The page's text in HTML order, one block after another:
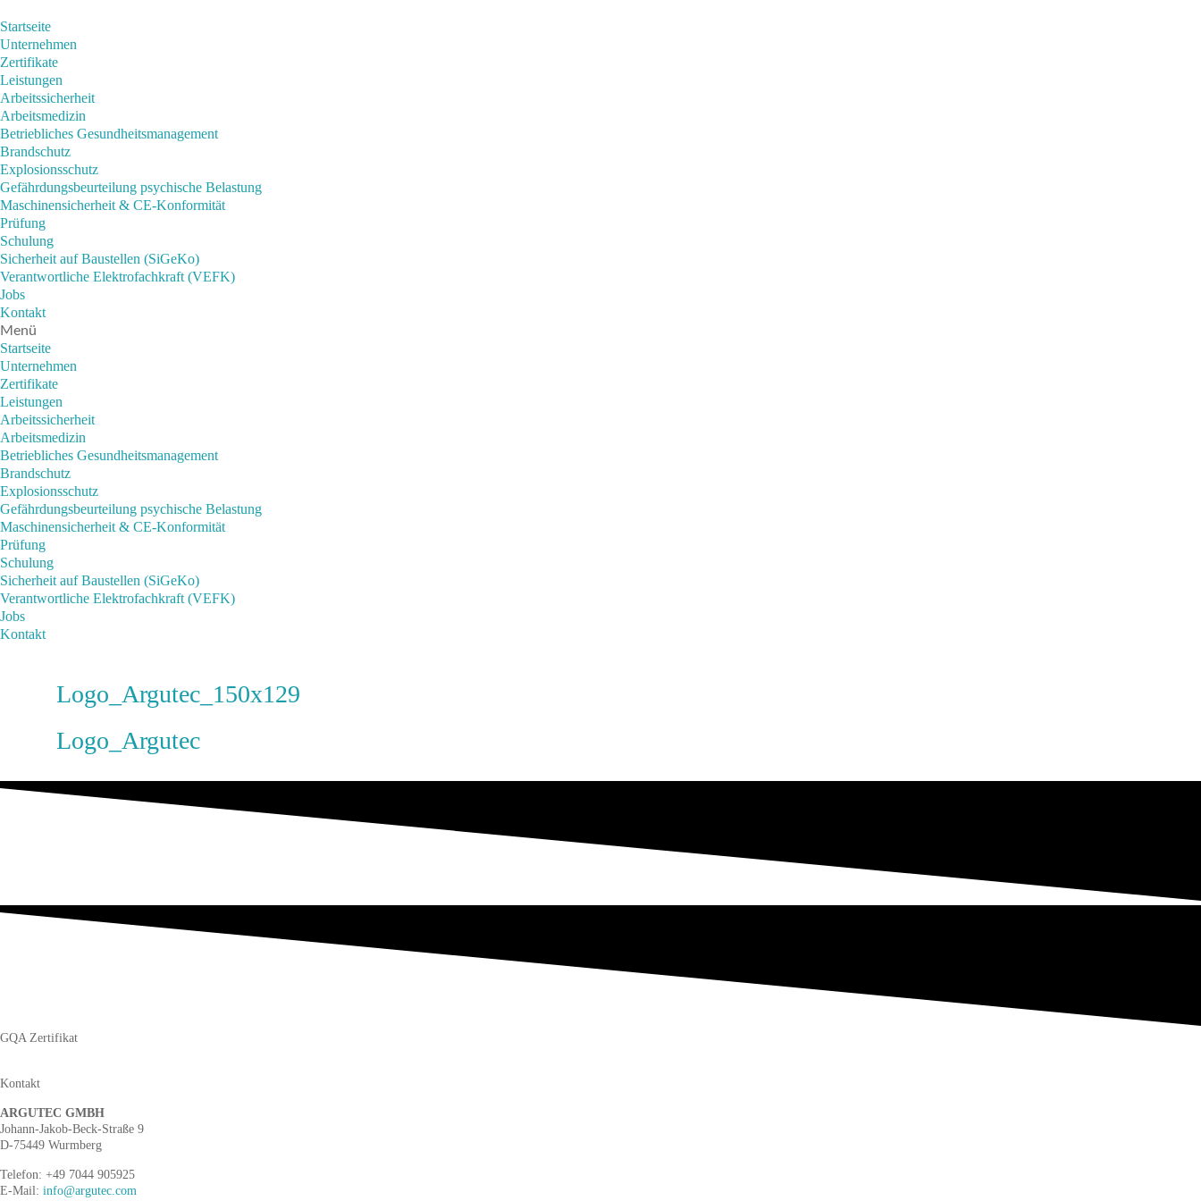
Startseite
Unternehmen
Zertifikate
Leistungen
Arbeitssicherheit
Arbeitsmedizin
Betriebliches Gesundheits­management
Brandschutz
Explosionsschutz
Gefährdungsbeurteilung psychische Belastung
Maschinensicherheit & CE-Konformität
Prüfung
Schulung
Sicherheit auf Baustellen (SiGeKo)
Verantwortliche Elektrofachkraft (VEFK)
Jobs
Kontakt
Menü
Startseite
Unternehmen
Zertifikate
Leistungen
Arbeitssicherheit
Arbeitsmedizin
Betriebliches Gesundheits­management
Brandschutz
Explosionsschutz
Gefährdungsbeurteilung psychische Belastung
Maschinensicherheit & CE-Konformität
Prüfung
Schulung
Sicherheit auf Baustellen (SiGeKo)
Verantwortliche Elektrofachkraft (VEFK)
Jobs
Kontakt
Logo_Argutec_150x129
Logo_Argutec
GQA Zertifikat
Kontakt
ARGUTEC GMBH
Johann-Jakob-Beck-Straße 9
D-75449 Wurmberg
Telefon: +49 7044 905925
E-Mail: info@argutec.com